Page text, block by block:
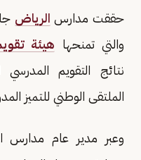
حققت مدارس الرياض
والتي تمنحها هيئة
نتائج التقويم
الملتقى الوطني للتميز
وعبر مدير عام مدارس